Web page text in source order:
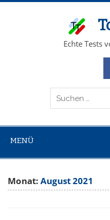
Echte Tests
MENÜ
Monat:August 2021